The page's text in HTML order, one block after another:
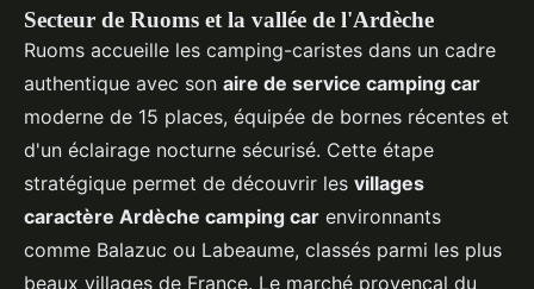
Secteur de Ruoms et la vallée de l'Ardèche
Ruoms accueille les camping-caristes dans un cadre
authentique avec son aire de service camping car
moderne de 15 places, équipée de bornes récentes et
d'un éclairage nocturne sécurisé. Cette étape
stratégique permet de découvrir les villages
caractère Ardèche camping car environnants
comme Balazuc ou Labeaume, classés parmi les plus
beaux villages de France. Le marché provençal du